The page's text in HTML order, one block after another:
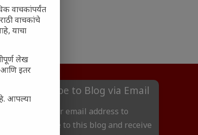
Subscribe to Blog via Email
Enter your email address to
subscribe to this blog and receive
वाचकांपर्यंत
वाचकांचे
याचा
लेख
आणि इतर
आपल्या